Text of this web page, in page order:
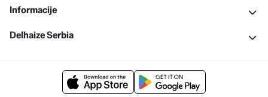
Informacije
Delhaize Serbia